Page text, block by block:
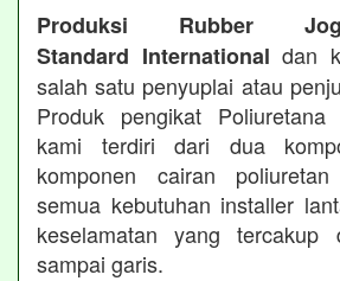
Produksi Rubber
Standard International dan
salah satu penyuplai atau
Produk pengikat
kami terdiri dari dua
komponen cairan
semua kebutuhan installer
keselamatan yang
sampai garis.